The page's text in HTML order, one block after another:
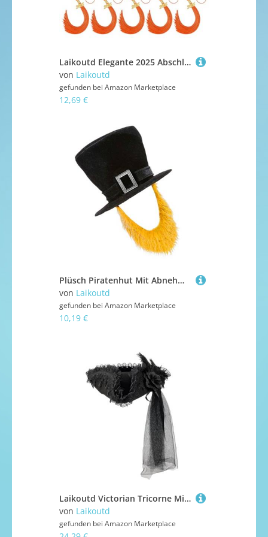
Laikoutd Elegante 2025 Abschlusskappe Quastenhut Dekorationen Zum Feiern Der Errungenschaften Partydekoration
von Laikoutd
gefunden bei Amazon Marketplace
12,69 €
Plüsch Piratenhut Mit Abnehmbaren Bartkostüm Requisiten Für Erwachsene Halloween Rollenspiele 55-60 Cm Kopfgrößen Verfügbar Hochwertiger Stoffpiratenkostümzubehör Verfügbar
von Laikoutd
gefunden bei Amazon Marketplace
10,19 €
Laikoutd Victorian Tricorne Mit Langem Schleier Und Spitzenverkleidung Perfekt Für Den Unabhängigkeitskrieg Kostüm Bühnenbühne Rollenspiele Piratenhut Für Rollenspiele
von Laikoutd
gefunden bei Amazon Marketplace